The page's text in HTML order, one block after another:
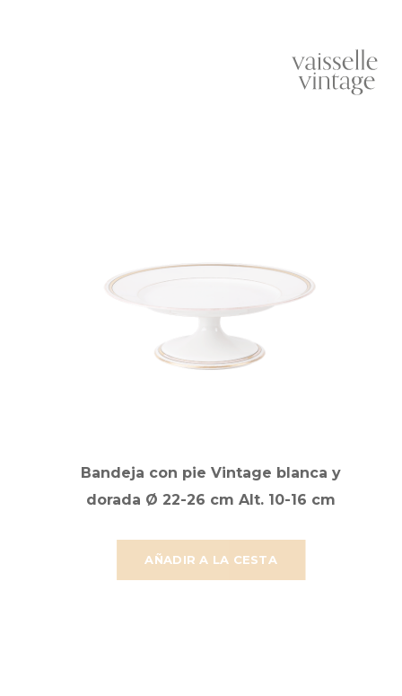
AÑADIR A LA CESTA
Bandeja con pie Vintage blanca y
dorada Ø 22-26 cm Alt. 10-16 cm